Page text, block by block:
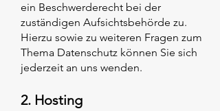
ein Beschwerderecht bei der
zuständigen Aufsichtsbehörde zu.
Hierzu sowie zu weiteren Fragen zum
Thema Datenschutz können Sie sich
jederzeit an uns wenden.
2. Hosting